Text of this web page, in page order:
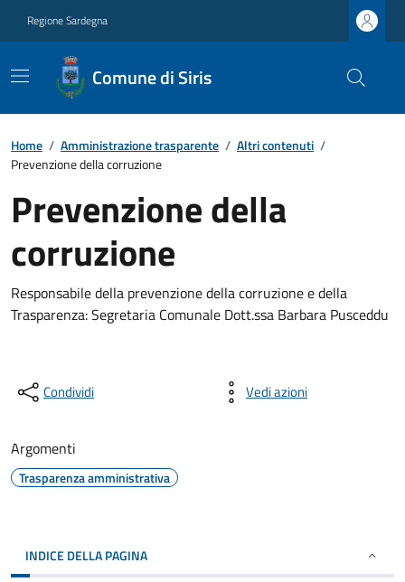
Regione Sardegna
Comune di Siris
Home / Amministrazione trasparente / Altri contenuti /
Prevenzione della corruzione
Prevenzione della
corruzione
Responsabile della prevenzione della corruzione e della
Trasparenza: Segretaria Comunale Dott.ssa Barbara Pusceddu
Condividi Vedi azioni
Argomenti
Trasparenza amministrativa
INDICE DELLA PAGINA